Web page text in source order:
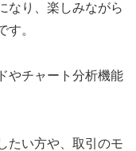
なり、楽しみながら
す。
やチャート分析機能
たい方や、取引のモ